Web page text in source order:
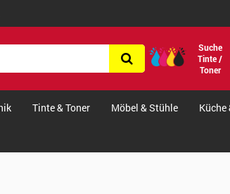
Suche
Tinte /
Toner
Tinte & Toner Möbel & Stühle